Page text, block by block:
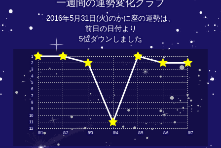
一週間の運勢変化グラフ
2016年5月31日(火)のかに座の運勢は、
前日の日付より
5位ダウンしました
8/1 8/2 8/3 8/4 8/5 8/6 8/7
12
11
10
9
8
7
6
5
4
3
2
1